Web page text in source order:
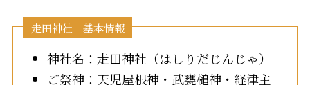
走田神社 基本情報
神社名：走田神社（はしりだじんじゃ）
ご祭神：天児屋根神・武甕槌神・経津主